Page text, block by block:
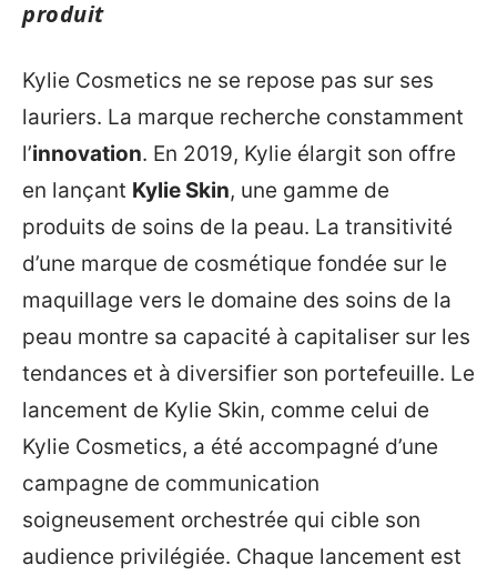
produit
Kylie Cosmetics ne se repose pas sur ses
lauriers. La marque recherche constamment
l’innovation. En 2019, Kylie élargit son offre
en lançant Kylie Skin, une gamme de
produits de soins de la peau. La transitivité
d’une marque de cosmétique fondée sur le
maquillage vers le domaine des soins de la
peau montre sa capacité à capitaliser sur les
tendances et à diversifier son portefeuille. Le
lancement de Kylie Skin, comme celui de
Kylie Cosmetics, a été accompagné d’une
campagne de communication
soigneusement orchestrée qui cible son
audience privilégiée. Chaque lancement est